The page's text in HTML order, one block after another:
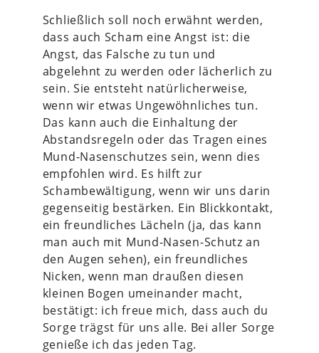
Schließlich soll noch erwähnt werden,
dass auch Scham eine Angst ist: die
Angst, das Falsche zu tun und
abgelehnt zu werden oder lächerlich zu
sein. Sie entsteht natürlicherweise,
wenn wir etwas Ungewöhnliches tun.
Das kann auch die Einhaltung der
Abstandsregeln oder das Tragen eines
Mund-Nasenschutzes sein, wenn dies
empfohlen wird. Es hilft zur
Schambewältigung, wenn wir uns darin
gegenseitig bestärken. Ein Blickkontakt,
ein freundliches Lächeln (ja, das kann
man auch mit Mund-Nasen-Schutz an
den Augen sehen), ein freundliches
Nicken, wenn man draußen diesen
kleinen Bogen umeinander macht,
bestätigt: ich freue mich, dass auch du
Sorge trägst für uns alle. Bei aller Sorge
genieße ich das jeden Tag.